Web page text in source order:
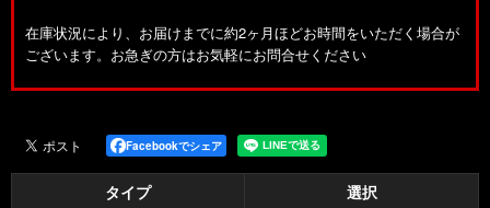
在庫状況により、お届けまでに約2ヶ月ほどお時間をいただく場合が
ございます。お急ぎの方はお気軽にお問合せください
Facebookでシェア
タイプ
選択